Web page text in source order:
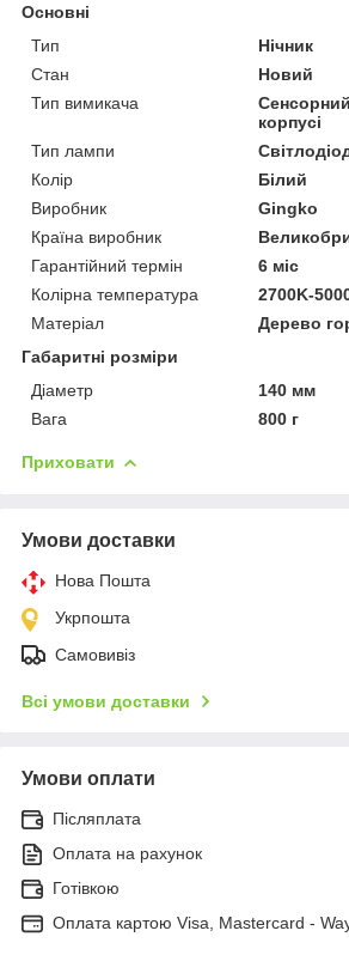
Основні
Тип
Нічник
Стан
Новий
Тип вимикача
корпусі
Тип лампи
Колір
Білий
Виробник
Gingko
Країна виробник
Гарантійний термін
6 міс
Колірна температура
2700K-
Матеріал
Дерево
Габаритні розміри
Діаметр
140 мм
Вага
800 г
Приховати
Умови доставки
Нова Пошта
Укрпошта
Самовивіз
Всі умови доставки
Умови оплати
Післяплата
Оплата на рахунок
Готівкою
Оплата картою Visa, Mastercard -